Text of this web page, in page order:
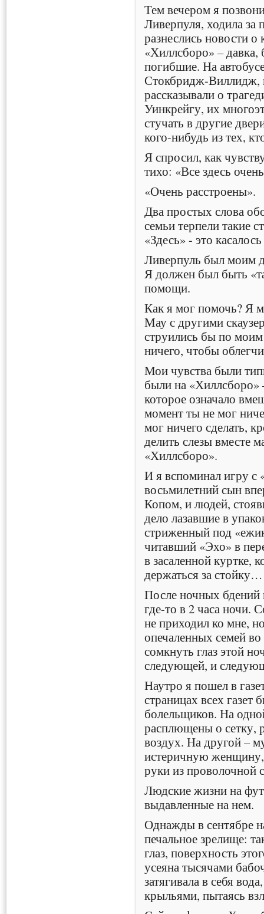
Тем вечером я
Ливерпуля, ходила за
разнеслись новости
«Хиллсборо» – давка,
погибшие. На
Стокбридж-Виллидж,
рассказывали о
Уинкрейгу, их
стучать в другие
кого-нибудь из тех,
Я спросил, как
тихо: «Все здесь
«Очень расстроены».
Два простых слова
семьи терпели такие
«Здесь» - это
Ливерпуль был моим
Я должен был быть
помощи.
Как я мог помочь? Я
Мау с другими
струились бы по
ничего, чтобы
Мои чувства были
были на «Хиллсборо»
которое означало
момент ты не мог
мог ничего сделать,
делить слезы вместе
«Хиллсборо».
И я вспоминал игру с
восьмилетний сын
Копом, и людей,
дело лазавшие в
стриженный под
читавший «Эхо» в
в засаленной куртке,
держаться за
После ночных бдений
где-то в 2 часа ночи.
не приходил ко мне,
опечаленных семей
сомкнуть глаз этой
следующей, и
Наутро я пошел в
страницах всех
болельщиков. На
расплющены о сетку,
воздух. На другой –
истеричную
руки из проволочной
Людские жизни на
выдавленные на нем.
Однажды в сентябре
печальное зрелище:
глаз, поверхность
усеяна тысячами
затягивала в себя
крыльями, пытаясь